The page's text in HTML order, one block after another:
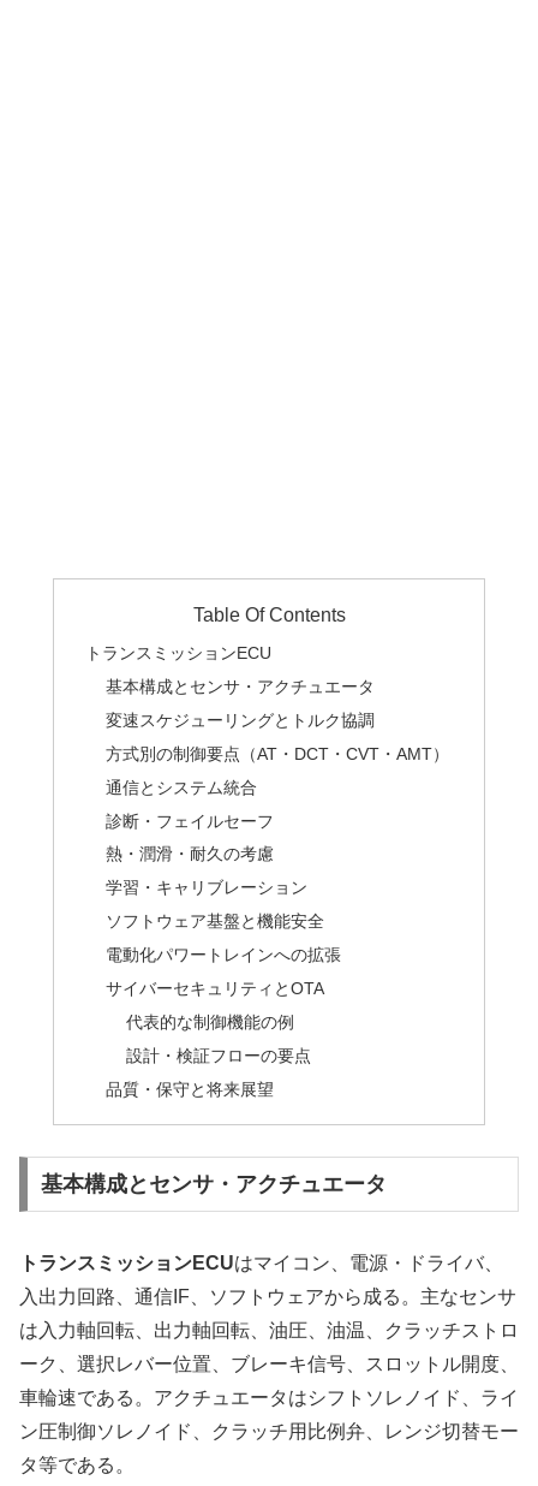
Table Of Contents
トランスミッションECU
基本構成とセンサ・アクチュエータ
変速スケジューリングとトルク協調
方式別の制御要点（AT・DCT・CVT・AMT）
通信とシステム統合
診断・フェイルセーフ
熱・潤滑・耐久の考慮
学習・キャリブレーション
ソフトウェア基盤と機能安全
電動化パワートレインへの拡張
サイバーセキュリティとOTA
代表的な制御機能の例
設計・検証フローの要点
品質・保守と将来展望
基本構成とセンサ・アクチュエータ
トランスミッションECUはマイコン、電源・ドライバ、
入出力回路、通信IF、ソフトウェアから成る。主なセンサ
は入力軸回転、出力軸回転、油圧、油温、クラッチストロ
ーク、選択レバー位置、ブレーキ信号、スロットル開度、
車輪速である。アクチュエータはシフトソレノイド、ライ
ン圧制御ソレノイド、クラッチ用比例弁、レンジ切替モー
タ等である。